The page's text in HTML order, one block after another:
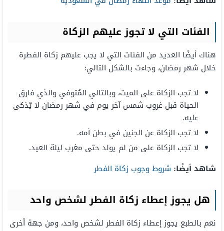
الفئات التي لا تجوز عليهم الزكاة
هناك أيضًا العديد من الفئات التي لا يجب عليهم زكاة الفطرة
خلال شهر رمضان، وجاءت بالشكل التالي:
لا تجب الزكاة على الميت، وبالتالي المُتوفي والذي فارق
الحياة قبل غروب شمس آخر يوم في شهر رمضان لا يّذكى
عليه.
لا تجب الزكاة عن الجنين في بطن أمه.
لا تجب الزكاة على من لم يولد حتى مغرب ليلة العيد.
شاهد أيضًا: شروط وجوب زكاة الفطر
هل يجوز إعطاء زكاة الفطر لشخص واحد
نعم بالطبع يجوز إعطاء زكاة الفطر لشخص واحد، ومن جهة أخرى